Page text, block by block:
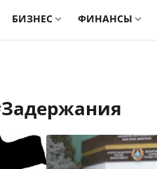
БИЗНЕС ФИНАНСЫ
задержания